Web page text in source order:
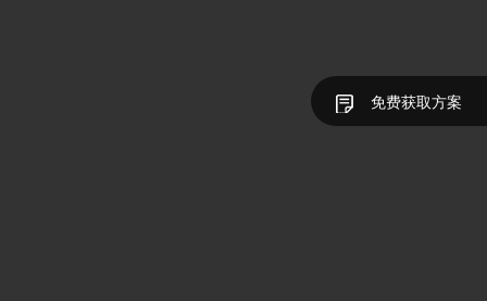
免费获取方案